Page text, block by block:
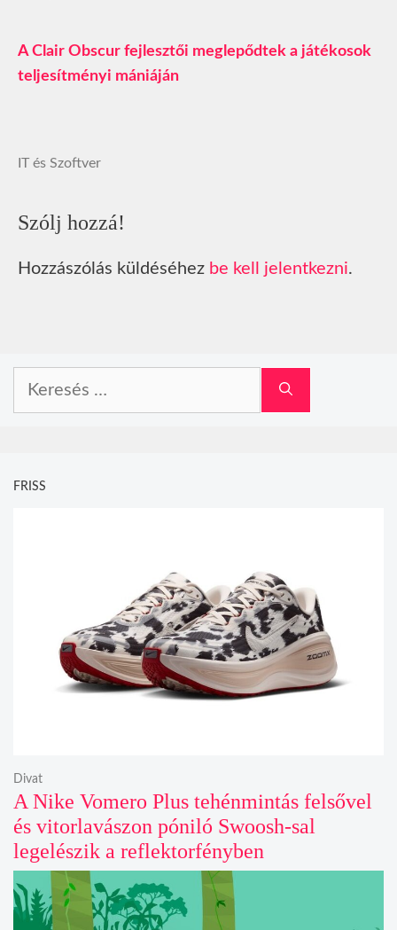
A Clair Obscur fejlesztői meglepődtek a játékosok
teljesítményi mániáján
IT és Szoftver
Szólj hozzá!
Hozzászólás küldéséhez be kell jelentkezni.
FRISS
A Nike Vomero Plus tehénmintás felsővel
és vitorlavászon póniló Swoosh-sal
legelészik a reflektorfényben
Divat